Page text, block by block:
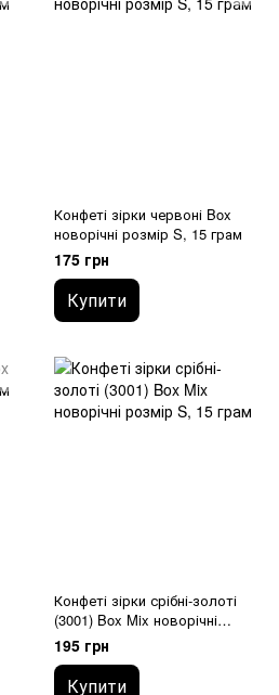
Конфеті зірки червоні Box
новорічні розмір S, 15 грам
175 грн
Купити
Конфеті зірки срібні-золоті
(3001) Box Mix новорічні
розмір S, 15 грам
195 грн
Купити